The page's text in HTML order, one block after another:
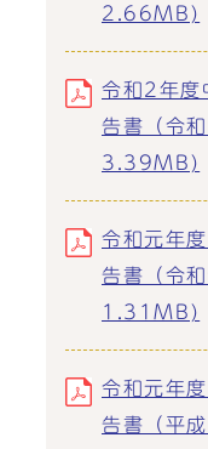
2.66MB)
令和2年度
告書（令
3.39MB)
令和元年
告書（令
1.31MB)
令和元年
告書（平